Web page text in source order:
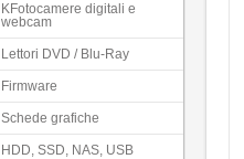
KFotocamere digitali e
webcam
Lettori DVD / Blu-Ray
Firmware
Schede grafiche
HDD, SSD, NAS, USB